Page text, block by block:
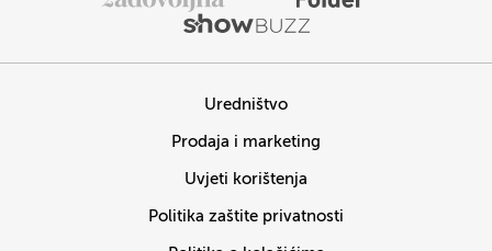
Uredništvo
Prodaja i marketing
Uvjeti korištenja
Politika zaštite privatnosti